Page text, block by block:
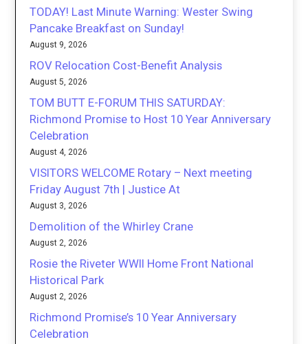
TODAY! Last Minute Warning: Wester Swing
Pancake Breakfast on Sunday!
August 9, 2026
ROV Relocation Cost-Benefit Analysis
August 5, 2026
TOM BUTT E-FORUM THIS SATURDAY:
Richmond Promise to Host 10 Year Anniversary
Celebration
August 4, 2026
VISITORS WELCOME Rotary – Next meeting
Friday August 7th | Justice At
August 3, 2026
Demolition of the Whirley Crane
August 2, 2026
Rosie the Riveter WWII Home Front National
Historical Park
August 2, 2026
Richmond Promise’s 10 Year Anniversary
Celebration